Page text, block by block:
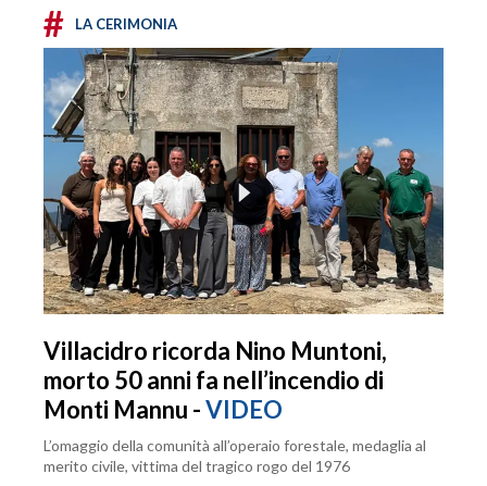
# LA CERIMONIA
Villacidro ricorda Nino Muntoni,
morto 50 anni fa nell’incendio di
Monti Mannu -VIDEO
L’omaggio della comunità all’operaio forestale, medaglia al
merito civile, vittima del tragico rogo del 1976